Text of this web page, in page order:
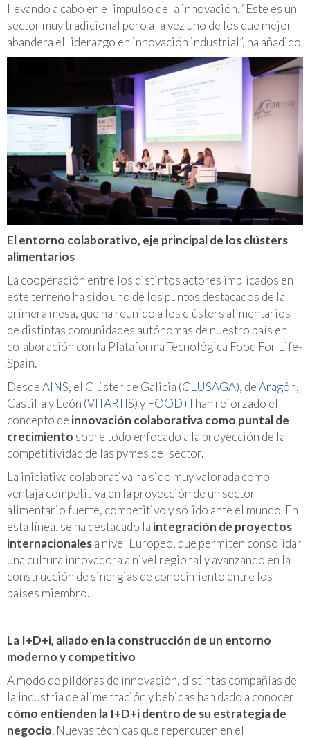
llevando a cabo en el impulso de la innovación.“Este es un
sector muy tradicional pero a la vez uno de los que mejor
abandera el liderazgo en innovación industrial”, ha añadido.
El entorno colaborativo, eje principal de los clústers
alimentarios
La cooperación entre los distintos actores implicados en
este terreno ha sido uno de los puntos destacados de la
primera mesa, que ha reunido a los clústers alimentarios
de distintas comunidades autónomas de nuestro país en
colaboración con la Plataforma Tecnológica Food For Life-
Spain.
DesdeAINS, el Clúster de Galicia (CLUSAGA), deAragón,
Castilla y León (VITARTIS) y FOOD+I han reforzado el
concepto de innovación colaborativa como puntal de
crecimiento sobre todo enfocado a la proyección de la
competitividad de las pymes del sector.
La iniciativa colaborativa ha sido muy valorada como
ventaja competitiva en la proyección de un sector
alimentario fuerte, competitivo y sólido ante el mundo. En
esta línea, se ha destacado la integración de proyectos
internacionalesa nivel Europeo, que permiten consolidar
una cultura innovadora a nivel regional y avanzando en la
construcción de sinergias de conocimiento entre los
países miembro.
La I+D+i, aliado en la construcción de un entorno
moderno y competitivo
A modo de píldoras de innovación, distintas compañías de
la industria de alimentación y bebidas han dado a conocer
cómo entienden la I+D+i dentro de su estrategia de
negocio. Nuevas técnicas que repercuten en el